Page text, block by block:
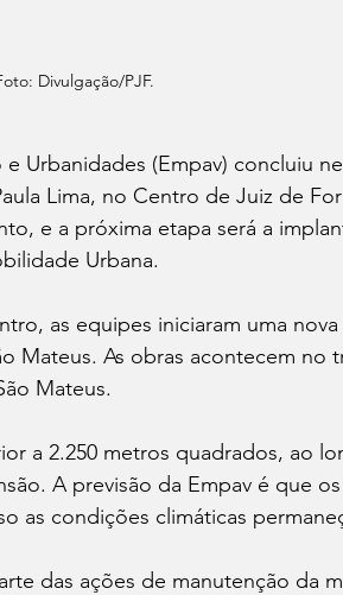
Divulgação/PJF.
Urbanidades (Empav) concluiu
Lima, no Centro de Juiz de
e a próxima etapa será a
Urbana.
as equipes iniciaram uma
Mateus. As obras acontecem no
Mateus.
a 2.250 metros quadrados, ao
A previsão da Empav é que
as condições climáticas
das ações de manutenção da